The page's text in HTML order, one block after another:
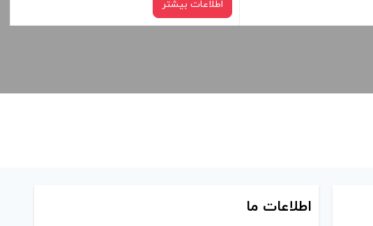
اطلاعات بیشتر
اطلاعات ما